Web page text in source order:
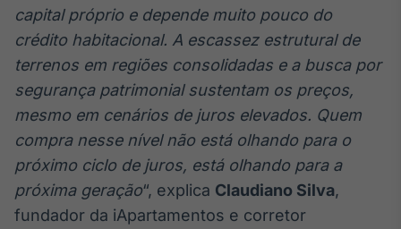
capital próprio e depende muito pouco do
crédito habitacional. A escassez estrutural de
terrenos em regiões consolidadas e a busca por
segurança patrimonial sustentam os preços,
mesmo em cenários de juros elevados. Quem
compra nesse nível não está olhando para o
próximo ciclo de juros, está olhando para a
próxima geração“, explica Claudiano Silva,
fundador da iApartamentos e corretor